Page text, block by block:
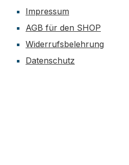
Impressum
AGB für den SHOP
Widerrufsbelehrung
Datenschutz